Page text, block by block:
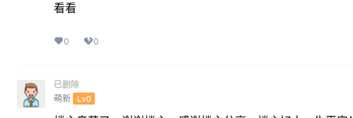
看看
0 0
已删除
萌新 Lv0